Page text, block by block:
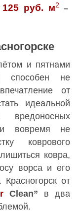
руб. м2 –
и пятнами
способен не
от
идеальной
вовремя не
коврового
ковра,
ворса и его
от
Clean” в два